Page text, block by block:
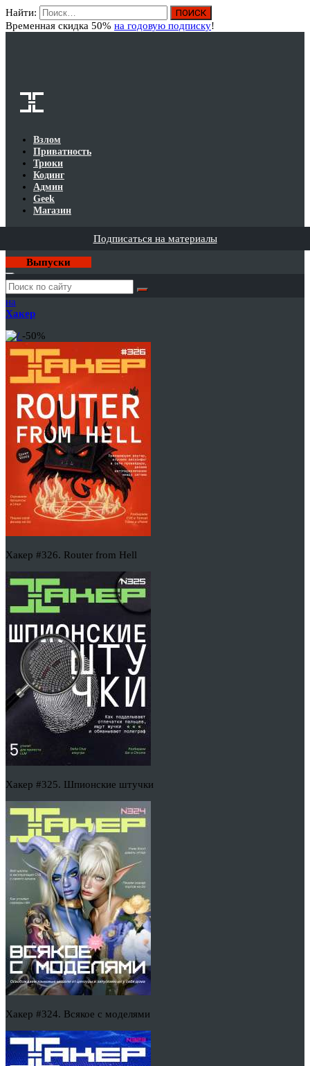
Найти:
Временная скидка 50% на годовую подписку!
Взлом
Приватность
Трюки
Кодинг
Админ
Geek
Магазин
Подписаться на материалы
Выпуски
Годовая
подписка
на
Хакер
-50%
Хакер #326. Router from Hell
Хакер #325. Шпионские штучки
Хакер #324. Всякое с моделями